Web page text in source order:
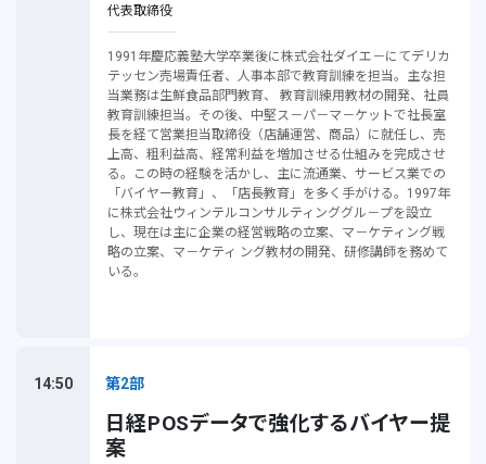
代表取締役
1991年慶応義塾大学卒業後に株式会社ダイエ－にてデリカ
テッセン売場責任者、人事本部で教育訓練を担当。主な担
当業務は生鮮食品部門教育、 教育訓練用教材の開発、社員
教育訓練担当。その後、中堅ス－パ－マ－ケットで社長室
長を経て営業担当取締役（店舗運営、商品）に就任し、売
上高、粗利益高、経常利益を増加させる仕組みを完成させ
る。この時の経験を活かし、主に流通業、サービス業での
「バイヤー教育」、「店長教育」を多く手がける。1997年
に株式会社ウィンテルコンサルティンググル－プを設立
し、現在は主に企業の経営戦略の立案、マ－ケティング戦
略の立案、マ－ケティ ング教材の開発、研修講師を務めて
いる。
14:50 第2部
日経POSデータで強化するバイヤー提
案